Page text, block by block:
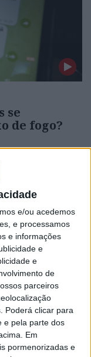
e/ou acedemos
e processamos
e informações
e
e
de
parceiros
Poderá clicar para
e pela parte dos
Em
pormenorizadas e
se
de fogo?
um site
de